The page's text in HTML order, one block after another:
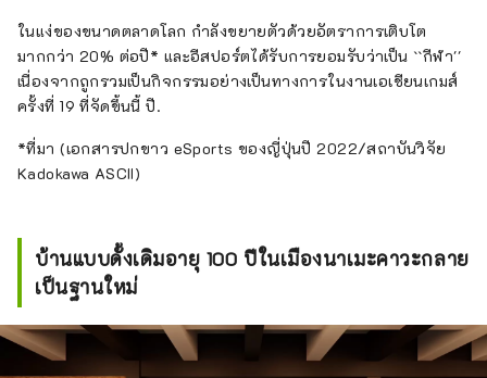
ในแง่ของขนาดตลาดโลก กำลังขยายตัวด้วยอัตราการเติบโต
มากกว่า 20% ต่อปี* และอีสปอร์ตได้รับการยอมรับว่าเป็น ``กีฬา''
เนื่องจากถูกรวมเป็นกิจกรรมอย่างเป็นทางการในงานเอเชียนเกมส์
ครั้งที่ 19 ที่จัดขึ้นนี้ ปี.
*ที่มา (เอกสารปกขาว eSports ของญี่ปุ่นปี 2022/สถาบันวิจัย
Kadokawa ASCII)
บ้านแบบดั้งเดิมอายุ 100 ปีในเมืองนาเมะคาวะกลาย
เป็นฐานใหม่